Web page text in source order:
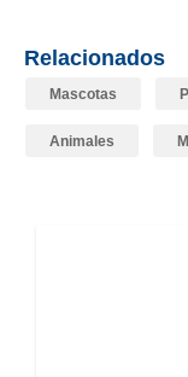
Relacionados
Mascotas
Animales